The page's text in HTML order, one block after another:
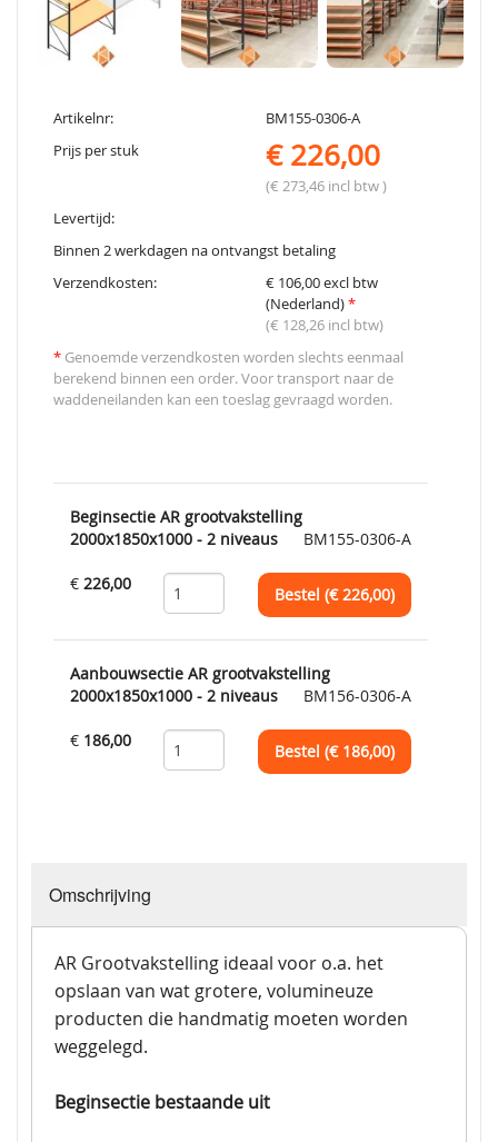
Artikelnr:
BM155-0306-A
Prijs per stuk
€ 226,00
(€ 273,46 incl btw )
Levertijd:
Binnen 2 werkdagen na ontvangst betaling
Verzendkosten:
€ 106,00 excl btw
(Nederland)*
(€ 128,26 incl btw)
* Genoemde verzendkosten worden slechts eenmaal
berekend binnen een order. Voor transport naar de
waddeneilanden kan een toeslag gevraagd worden.
Beginsectie AR grootvakstelling
2000x1850x1000 - 2 niveaus
BM155-0306-A
€ 226,00
Bestel (€226,00)
Aanbouwsectie AR grootvakstelling
2000x1850x1000 - 2 niveaus
BM156-0306-A
€ 186,00
Bestel (€ 186,00)
Omschrijving
AR Grootvakstelling ideaal voor o.a. het
opslaan van wat grotere, volumineuze
producten die handmatig moeten worden
weggelegd.
Beginsectie bestaande uit